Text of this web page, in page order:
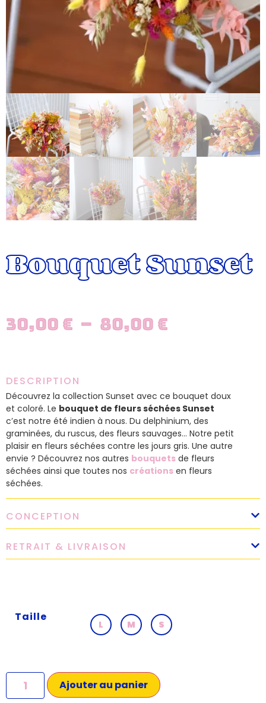
Bouquet Sunset
30,00 € – 80,00 €
DESCRIPTION
Découvrez la collection Sunset avec ce bouquet doux
et coloré. Le bouquet de fleurs séchées Sunset
c’est notre été indien à nous. Du delphinium, des
graminées, du ruscus, des fleurs sauvages… Notre petit
plaisir en fleurs séchées contre les jours gris. Une autre
envie ? Découvrez nos autres bouquets de fleurs
séchées ainsi que toutes nos créations en fleurs
séchées.
CONCEPTION
RETRAIT & LIVRAISON
Taille
L M S
Ajouter au panier